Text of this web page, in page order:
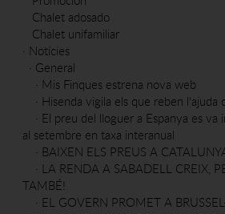
Chalet adosado
Chalet unifamiliar
· Notícies
· General
· Mis Finques estrena nova web
· Hisenda vigila els que reben l'ajuda
· El preu del lloguer a Espanya es
al setembre en taxa interanual
· BAIXEN ELS PREUS A
· LA RENDA A SABADELL CREIX,
TAMBÉ!
· EL GOVERN PROMET A